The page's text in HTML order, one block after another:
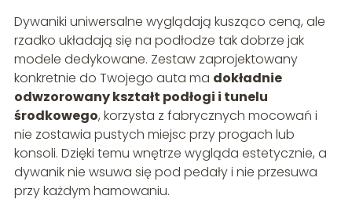
Dywaniki uniwersalne wyglądają kusząco ceną, ale
rzadko układają się na podłodze tak dobrze jak
modele dedykowane. Zestaw zaprojektowany
konkretnie do Twojego auta ma dokładnie
odwzorowany kształt podłogi i tunelu
środkowego, korzysta z fabrycznych mocowań i
nie zostawia pustych miejsc przy progach lub
konsoli. Dzięki temu wnętrze wygląda estetycznie, a
dywanik nie wsuwa się pod pedały i nie przesuwa
przy każdym hamowaniu.